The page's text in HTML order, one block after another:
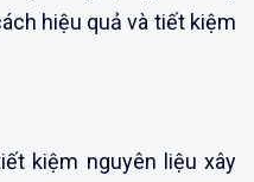
hiệu quả và tiết kiệm
kiệm nguyên liệu xây